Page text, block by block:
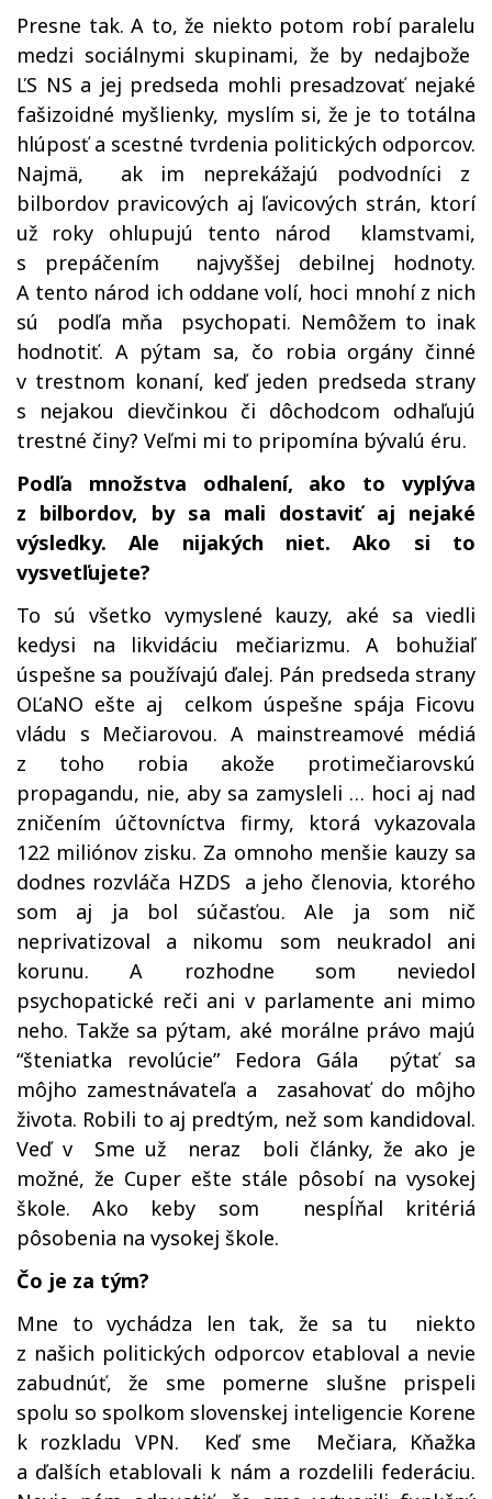
Presne tak. A to, že niekto potom robí paralelu
medzi sociálnymi skupinami, že by nedajbože
ĽS NS a jej predseda mohli presadzovať nejaké
fašizoidné myšlienky, myslím si, že je to totálna
hlúposť a scestné tvrdenia politických odporcov.
Najmä, ak im neprekážajú podvodníci z
bilbordov pravicových aj ľavicových strán, ktorí
už roky ohlupujú tento národ klamstvami,
s prepáčením najvyššej debilnej hodnoty.
A tento národ ich oddane volí, hoci mnohí z nich
sú podľa mňa psychopati. Nemôžem to inak
hodnotiť. A pýtam sa, čo robia orgány činné
v trestnom konaní, keď jeden predseda strany
s nejakou dievčinkou či dôchodcom odhaľujú
trestné činy? Veľmi mi to pripomína bývalú éru.
Podľa množstva odhalení, ako to vyplýva
z bilbordov, by sa mali dostaviť aj nejaké
výsledky. Ale nijakých niet. Ako si to
vysvetľujete?
To sú všetko vymyslené kauzy, aké sa viedli
kedysi na likvidáciu mečiarizmu. A bohužiaľ
úspešne sa používajú ďalej. Pán predseda strany
OĽaNO ešte aj celkom úspešne spája Ficovu
vládu s Mečiarovou. A mainstreamové médiá
z toho robia akože protimečiarovskú
propagandu, nie, aby sa zamysleli … hoci aj nad
zničením účtovníctva firmy, ktorá vykazovala
122 miliónov zisku. Za omnoho menšie kauzy sa
dodnes rozvláča HZDS a jeho členovia, ktorého
som aj ja bol súčasťou. Ale ja som nič
neprivatizoval a nikomu som neukradol ani
korunu. A rozhodne som neviedol
psychopatické reči ani v parlamente ani mimo
neho. Takže sa pýtam, aké morálne právo majú
“šteniatka revolúcie” Fedora Gála pýtať sa
môjho zamestnávateľa a zasahovať do môjho
života. Robili to aj predtým, než som kandidoval.
Veď v Sme už neraz boli články, že ako je
možné, že Cuper ešte stále pôsobí na vysokej
škole. Ako keby som nespĺňal kritériá
pôsobenia na vysokej škole.
Čo je za tým?
Mne to vychádza len tak, že sa tu niekto
z našich politických odporcov etabloval a nevie
zabudnúť, že sme pomerne slušne prispeli
spolu so spolkom slovenskej inteligencie Korene
k rozkladu VPN. Keď sme Mečiara, Kňažka
a ďalších etablovali k nám a rozdelili federáciu.